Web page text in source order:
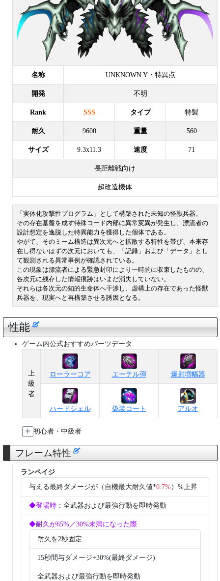
名称 UNKNOWN Y・特異点
開発 不明
Rank SSS タイプ 特製
耐久 9600 重量 560
サイズ 9.3x11.3 速度 71
長距離戦向け
超改造機体
「実体化攻撃性プログラム」として構築された未知の怪獣兵器。
その存在基盤を成す特殊コード内部に異常変異が発生し、漂流者の
設計想定を逸脱した特異能力を獲得した個体である。
やがて、そのミーム構造は異次元へと拡散する特性を帯び、本来存
在し得ないはずの次元においても、「記録」および「データ」とし
て観測される異常事例が確認されている。
この現象は漂流者による緊急封印により一時的に収束したものの、
各次元に残存した情報痕跡はいまだ消失していない。
それらは各次元の知的生命体へ干渉し、虚構上の存在であった怪獣
兵器を、現実へと再構築させる誘因となる。
性能
ゲーム内公式おすすめパーツデータ
上
級
者
ローラーコア エーテル弾 爆射増幅器
ハードシェル 偽装コート アルオ
初心者・中級者
フレーム特性
ランペイジ
与える最終ダメージが（自機最大耐久値*0.7%）%上昇
◆登場時 ：全武器および最強行動を即時発動
◆耐久が65%／30%未満になった際
耐久を2秒固定
15秒間与ダメージ+30%(最終ダメージ)
全武器および最強行動を即時発動